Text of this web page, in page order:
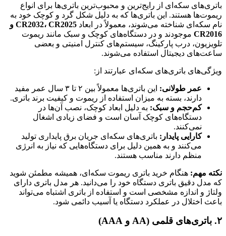
باتری‌های سکه‌ای از رایج‌ترین و محبوب‌ترین باتری‌ها برای انواع
ریموت‌ها هستند. این باتری‌ها که به دلیل شکل گرد و کوچک خود به
نام سکه‌ای شناخته می‌شوند، معمولاً در ابعاد
CR2032، CR2025 و
CR2016 موجودند و در دستگاه‌های کوچک و سبک مانند ریموت
تلویزیون، درب پارکینگ، سیستم‌های کنترل امنیتی و بعضی
ساعت‌های دیجیتال استفاده می‌شوند.
ویژگی‌های باتری‌های سکه‌ای عبارتند از:
عمر طولانی:
این باتری‌ها معمولاً بین ۲ تا ۳ سال عمر مفید
دارند، بسته به میزان استفاده از ریموت و کیفیت برند باتری.
کم‌حجم و سبک: به دلیل ابعاد کوچک، نصب آن‌ها در
دستگاه‌های کوچک آسان است و فضای زیادی اشغال
نمی‌کنند.
کارایی پایدار: باتری‌های سکه‌ای جریان برق پایداری تولید
می‌کنند و به همین دلیل برای دستگاه‌هایی که نیاز به انرژی
منظم دارند مناسب هستند.
نکته مهم: هنگام خرید باتری ریموت سکه‌ای، همیشه مطمئن شوید
که مدل دقیق باتری دستگاه خود را می‌دانید. هر مدل باتری دارای
ولتاژ و اندازه مشخصی است و استفاده از باتری اشتباه می‌تواند
باعث اختلال در عملکرد دستگاه یا آسیب دائمی شود.
۲. باتری‌های قلمی (AA و AAA)